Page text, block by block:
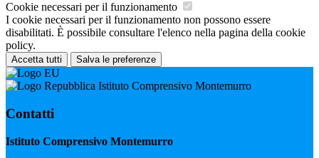
Cookie necessari per il funzionamento
I cookie necessari per il funzionamento non possono essere
disabilitati. È possibile consultare l'elenco nella pagina della cookie
policy.
Accetta tutti Salva le preferenze
Istituto Comprensivo Montemurro
Contatti
Istituto Comprensivo Montemurro